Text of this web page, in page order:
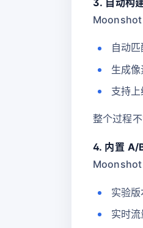
Moonshot
自动
生成
支持
整个过程
4. 内置 A/
Moonshot
实验版
实时流